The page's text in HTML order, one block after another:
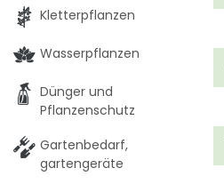
Kletterpflanzen
Wasserpflanzen
Dünger und
Pflanzenschutz
Gartenbedarf,
gartengeräte